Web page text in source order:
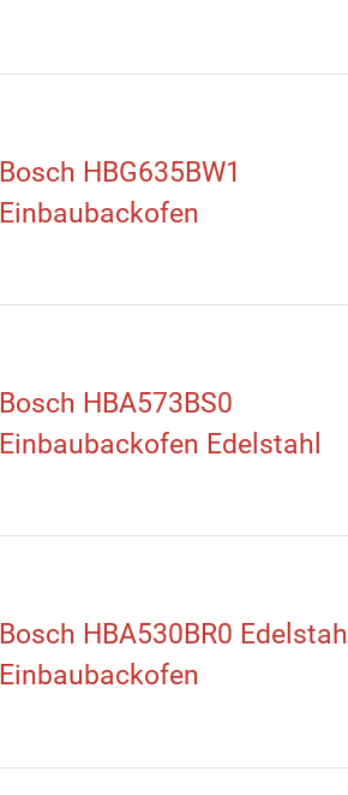
Bosch HBG635BW1
Einbaubackofen
Bosch HBA573BS0
Einbaubackofen Edelstahl
Bosch HBA530BR0 Edelstahl
Einbaubackofen